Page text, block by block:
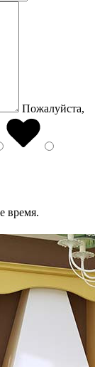
Пожалуйста,
время.